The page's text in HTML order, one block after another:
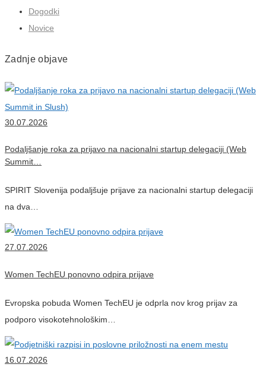
Dogodki
Novice
Zadnje objave
30.07.2026
Podaljšanje roka za prijavo na nacionalni startup delegaciji (Web
Summit…
SPIRIT Slovenija podaljšuje prijave za nacionalni startup delegaciji
na dva…
27.07.2026
Women TechEU ponovno odpira prijave
Evropska pobuda Women TechEU je odprla nov krog prijav za
podporo visokotehnološkim…
16.07.2026